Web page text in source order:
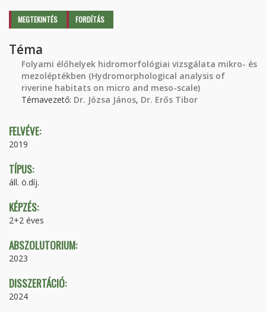
Elsődleges fülek
MEGTEKINTÉS (AKTÍVFORDÍTÁS
Téma
Folyami élőhelyek hidromorfológiai vizsgálata mikro- és
mezoléptékben (Hydromorphological analysis of
riverine habitats on micro and meso-scale)
Témavezető: Dr. Józsa János, Dr. Erős Tibor
FELVÉVE:
2019
TÍPUS:
áll. ö.díj.
KÉPZÉS:
2+2 éves
ABSZOLUTORIUM:
2023
DISSZERTÁCIÓ:
2024